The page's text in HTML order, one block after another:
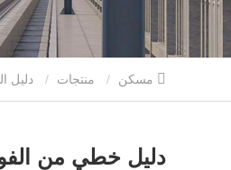
منتجات دليل
دليل خطي من